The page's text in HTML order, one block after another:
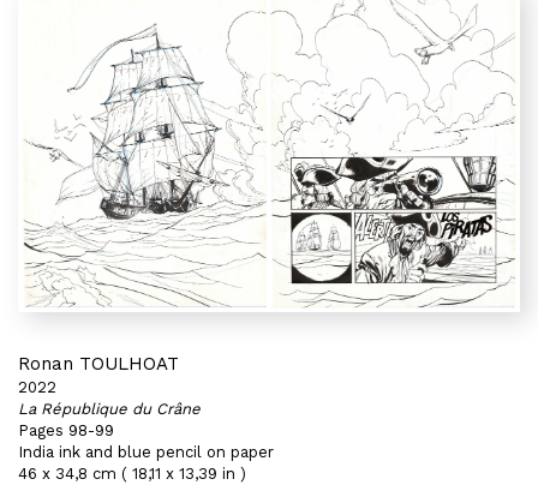
Ronan TOULHOAT
2022
La République du Crâne
Pages 98-99
India ink and blue pencil on paper
46 x 34,8 cm ( 18,11 x 13,39 in )